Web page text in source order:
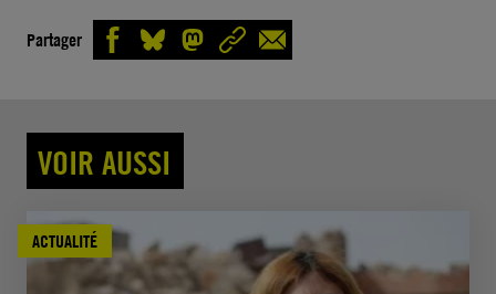
Partager
VOIR AUSSI
ACTUALITÉ